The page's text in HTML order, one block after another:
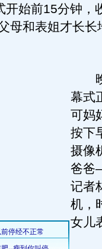
始前15分钟，
母和表姐才长长
晚
幕式
可妈
按下
摄像
爸爸
记者
机，
女儿